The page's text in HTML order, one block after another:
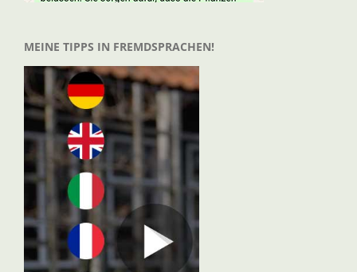
MEINE TIPPS IN FREMDSPRACHEN!